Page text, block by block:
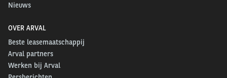
Nieuws
OVER ARVAL
Beste leasemaatschappij
Arval partners
Werken bij Arval